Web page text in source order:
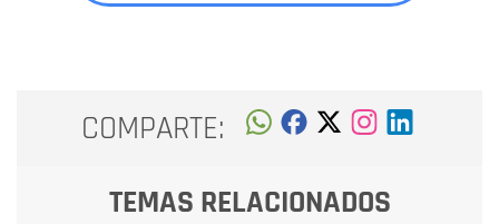
COMPARTE:
TEMAS RELACIONADOS